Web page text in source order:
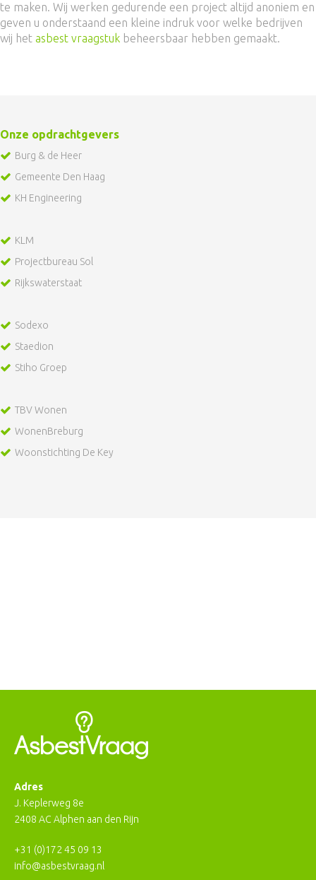
te maken. Wij werken gedurende een project altijd anoniem en
geven u onderstaand een kleine indruk voor welke bedrijven
wij het asbest vraagstuk beheersbaar hebben gemaakt.
Onze opdrachtgevers
Burg & de Heer
Gemeente Den Haag
KH Engineering
KLM
Projectbureau Sol
Rijkswaterstaat
Sodexo
Staedion
Stiho Groep
TBV Wonen
WonenBreburg
Woonstichting De Key
Adres
J. Keplerweg 8e
2408 AC Alphen aan den Rijn
+31 (0)172 45 09 13
info@asbestvraag.nl